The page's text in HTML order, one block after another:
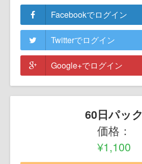
Facebookでログイン
Twitterでログイン
Google+でログイン
60日パック
価格：
¥1,100